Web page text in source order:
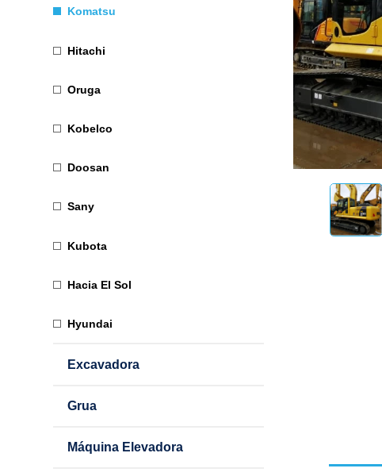
Komatsu
Hitachi
Oruga
Kobelco
Doosan
Sany
Kubota
Hacia El Sol
Hyundai
Excavadora
Grua
Máquina Elevadora